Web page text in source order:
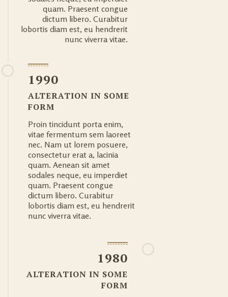
quam. Praesent congue
dictum libero. Curabitur
lobortis diam est, eu hendrerit
nunc viverra vitae.
1990
ALTERATION IN SOME
FORM
Proin tincidunt porta enim,
vitae fermentum sem laoreet
nec. Nam ut lorem posuere,
consectetur erat a, lacinia
quam. Aenean sit amet
sodales neque, eu imperdiet
quam. Praesent congue
dictum libero. Curabitur
lobortis diam est, eu hendrerit
nunc viverra vitae.
1980
ALTERATION IN SOME
FORM